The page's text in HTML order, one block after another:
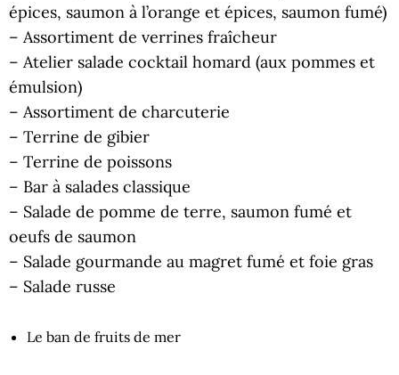
épices, saumon à l’orange et épices, saumon fumé)
– Assortiment de verrines fraîcheur
– Atelier salade cocktail homard (aux pommes et
émulsion)
– Assortiment de charcuterie
– Terrine de gibier
– Terrine de poissons
– Bar à salades classique
– Salade de pomme de terre, saumon fumé et
oeufs de saumon
– Salade gourmande au magret fumé et foie gras
– Salade russe
Le ban de fruits de mer